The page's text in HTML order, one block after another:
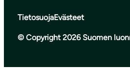
TietosuojaEvästeet
© Copyright 2026 Suomen